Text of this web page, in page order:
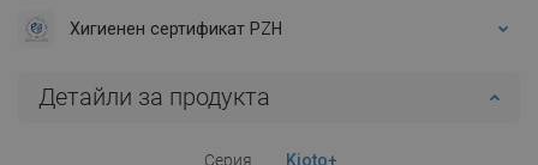
Хигиенен сертификат PZH
Детайли за продукта
Серия Kioto+